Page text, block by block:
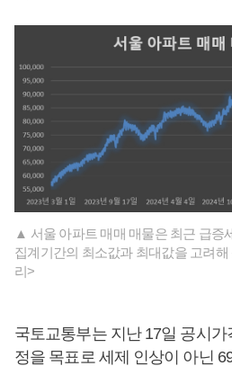
▲ 서울 아파트 매매 매물은 최근 급증
집계기간의 최소값과 최대값을 고려
리>
국토교통부는 지난 17일 공시
정을 목표로 세제 인상이 아닌